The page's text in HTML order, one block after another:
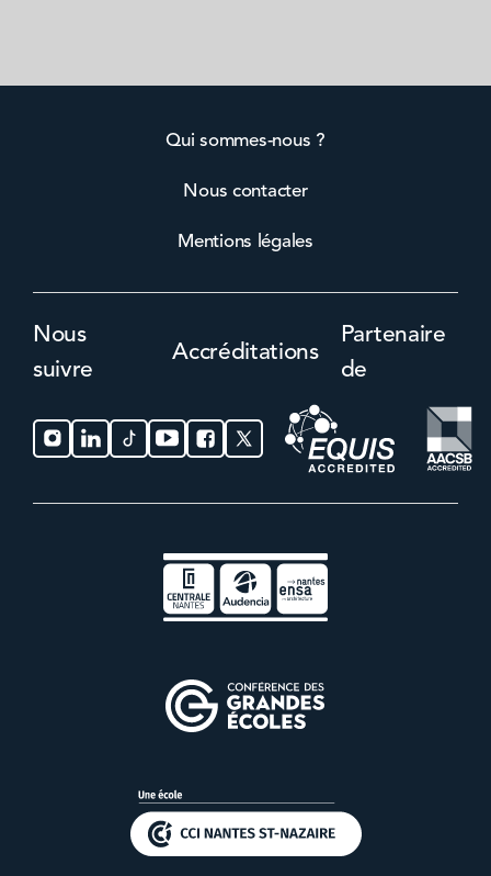
Qui sommes-nous ?
Nous contacter
Mentions légales
Nous
suivre
Accréditations
Partenaire
de